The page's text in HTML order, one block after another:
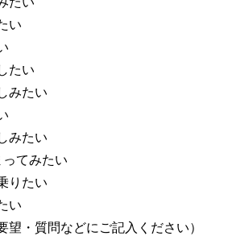
い
たい
みたい
みたい
てみたい
りたい
い
望・質問などにご記入ください）